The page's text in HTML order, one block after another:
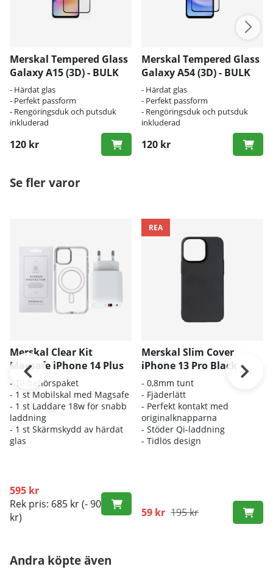
Merskal Tempered Glass
Galaxy A15 (3D) - BULK
- Härdat glas
- Perfekt passform
- Rengöringsduk och putsduk
inkluderad
120 kr
Merskal Tempered Glass
Galaxy A54 (3D) - BULK
- Härdat glas
- Perfekt passform
- Rengöringsduk och putsduk
inkluderad
120 kr
Se fler varor
Merskal Clear Kit
Magsafe iPhone 14 Plus
- Tillbehörspaket
- 1 st Mobilskal med Magsafe
- 1 st Laddare 18w för snabb
laddning
- 1 st Skärmskydd av härdat
glas
595 kr
Rek pris: 685 kr(- 90
kr)
REA
Merskal Slim Cover
iPhone 13 Pro Black
- 0,8mm tunt
- Fjäderlätt
- Perfekt kontakt med
originalknapparna
- Stöder Qi-laddning
- Tidlös design
59 kr 195 kr
Andra köpte även